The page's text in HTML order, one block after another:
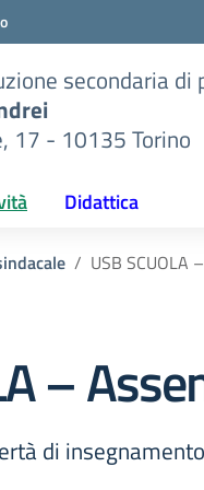
secondaria di
17 - 10135 Torino
Didattica
USB SCUOLA
–
di